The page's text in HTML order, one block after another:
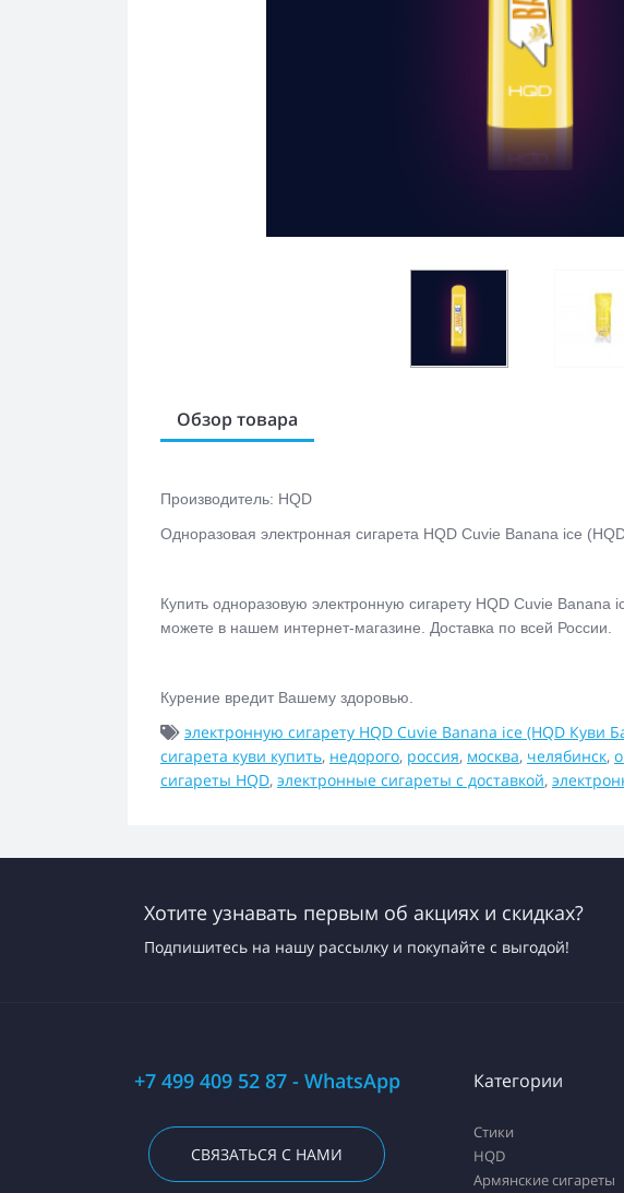
Обзор товара
Производитель: HQD
Одноразовая электронная сигарета HQD Cuvie Banana ice
Купить одноразовую электронную сигарету HQD Cuvie Banana
можете в нашем интернет-магазине. Доставка по всей России.
Курение вредит Вашему здоровью.
электронную сигарету HQD Cuvie Banana ice (HQD Куви
сигарета куви купить, недорого, россия, москва, челябинск,
сигареты HQD, электронные сигареты с доставкой,
Хотите узнавать первым об акциях и скидках?
Подпишитесь на нашу рассылку и покупайте с выгодой!
+7 499 409 52 87 - WhatsApp
СВЯЗАТЬСЯ С НАМИ
Категории
Стики
HQD
Армянские сигареты